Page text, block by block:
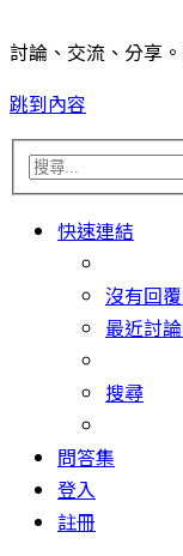
討論、交流、分享
跳到內容
快速連結
沒有回
最近討
搜尋
問答集
登入
註冊